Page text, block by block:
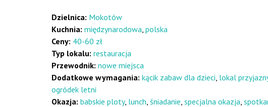
Dzielnica: Mokotów
Kuchnia: międzynarodowa, polska
Ceny: 40-60 zł
Typ lokalu: restauracja
Przewodnik: nowe miejsca
Dodatkowe wymagania: kącik zabaw dla dzieci, lokal
ogródek letni
Okazja: babskie ploty, lunch, śniadanie, specjalna okazja,